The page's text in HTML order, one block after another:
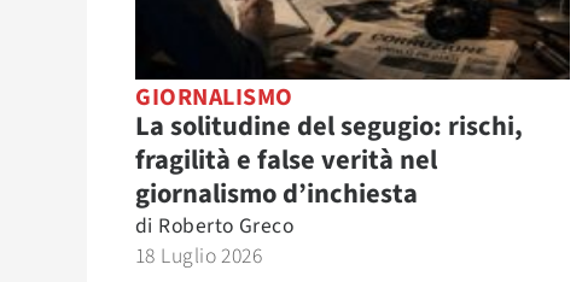
GIORNALISMO
La solitudine del segugio: rischi,
fragilità e false verità nel
giornalismo d’inchiesta
di Roberto Greco
18 Luglio 2026